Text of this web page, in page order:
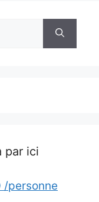
par ici
/personne